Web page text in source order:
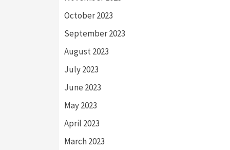
October 2023
September 2023
August 2023
July 2023
June 2023
May 2023
April 2023
March 2023